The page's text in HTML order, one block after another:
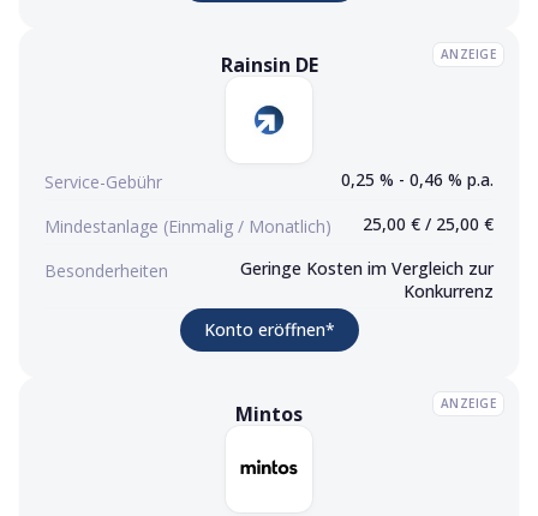
Konto eröffnen (Werbelink) ANZEIGE
Rainsin DE
Service-Gebühr 0,25 % - 0,46 % p.a.
Mindestanlage (Einmalig / Monatlich) 25,00 € / 25,00 €
Besonderheiten
Geringe Kosten im Vergleich zur
Konkurrenz
Konto eröffnen*(Werbelink)
Konto eröffnen (Werbelink) ANZEIGE
Mintos